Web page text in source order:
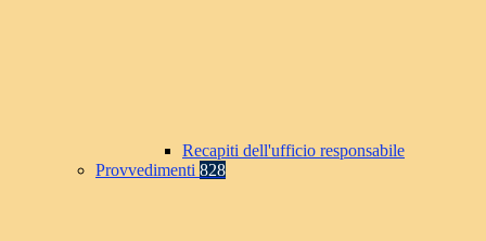
Recapiti dell'ufficio responsabile
Provvedimenti 828